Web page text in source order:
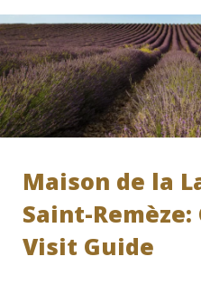
Maison de la
Saint-
Visit Guide